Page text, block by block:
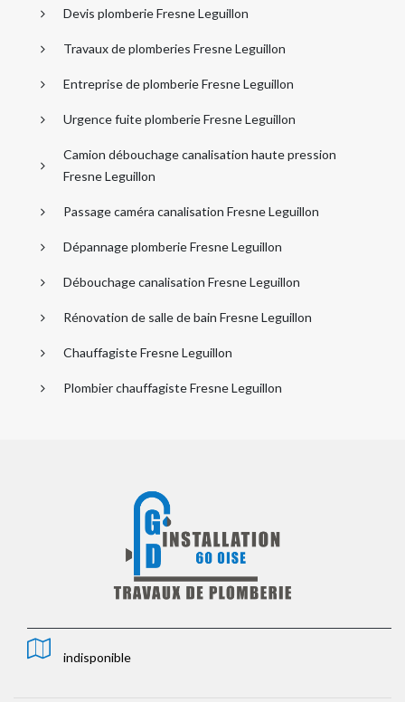
Devis plomberie Fresne Leguillon
Travaux de plomberies Fresne Leguillon
Entreprise de plomberie Fresne Leguillon
Urgence fuite plomberie Fresne Leguillon
Camion débouchage canalisation haute pression
Fresne Leguillon
Passage caméra canalisation Fresne Leguillon
Dépannage plomberie Fresne Leguillon
Débouchage canalisation Fresne Leguillon
Rénovation de salle de bain Fresne Leguillon
Chauffagiste Fresne Leguillon
Plombier chauffagiste Fresne Leguillon
indisponible